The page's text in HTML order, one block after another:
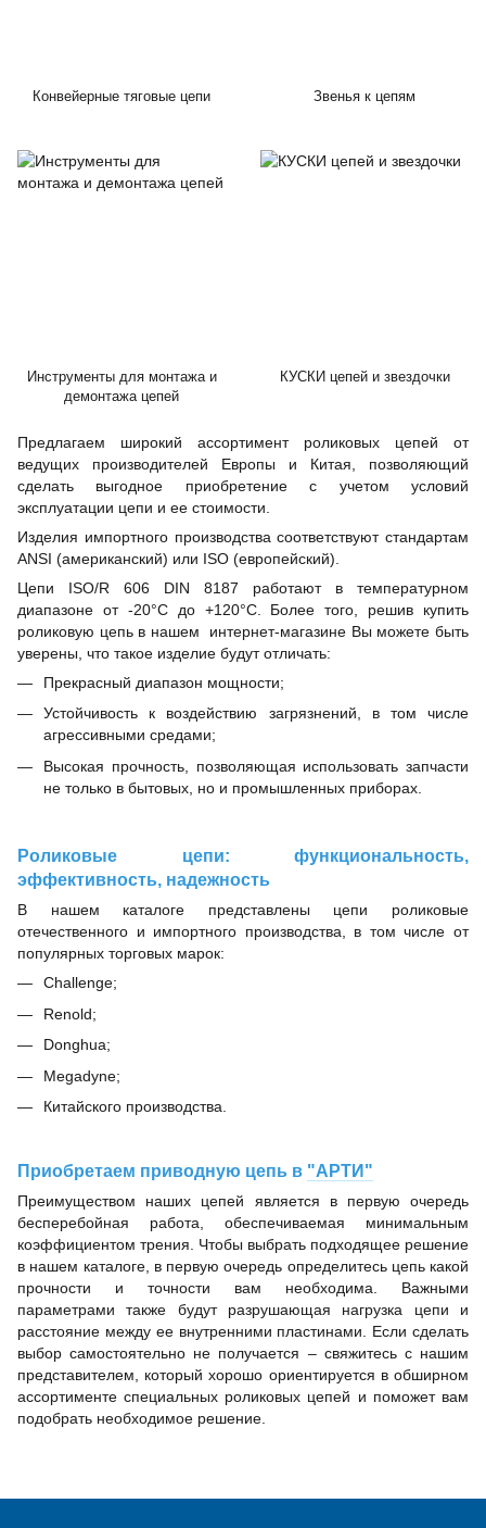
Предлагаем широкий ассортимент роликовых цепей от
ведущих производителей Европы и Китая, позволяющий
сделать выгодное приобретение с учетом условий
эксплуатации цепи и ее стоимости.
Изделия импортного производства соответствуют стандартам
ANSI (американский) или ISO (европейский).
Цепи ISO/R 606 DIN 8187 работают в температурном
диапазоне от -20°C до +120°C. Более того, решив купить
роликовую цепь в нашем интернет-магазине Вы можете быть
уверены, что такое изделие будут отличать:
Прекрасный диапазон мощности;
Устойчивость к воздействию загрязнений, в том числе
агрессивными средами;
Высокая прочность, позволяющая использовать запчасти
не только в бытовых, но и промышленных приборах.
Роликовые цепи: функциональность,
эффективность, надежность
В нашем каталоге представлены цепи роликовые
отечественного и импортного производства, в том числе от
популярных торговых марок:
Challenge;
Renold;
Donghua;
Megadyne;
Китайского производства.
Приобретаем приводную цепь в "АРТИ"
Преимуществом наших цепей является в первую очередь
бесперебойная работа, обеспечиваемая минимальным
коэффициентом трения. Чтобы выбрать подходящее решение
в нашем каталоге, в первую очередь определитесь цепь какой
прочности и точности вам необходима. Важными
параметрами также будут разрушающая нагрузка цепи и
расстояние между ее внутренними пластинами. Если сделать
выбор самостоятельно не получается – свяжитесь с нашим
представителем, который хорошо ориентируется в обширном
ассортименте специальных роликовых цепей и поможет вам
подобрать необходимое решение.
Конвейерные тяговые цепи Звенья к цепям
Инструменты для монтажа и
демонтажа цепей
КУСКИ цепей и звездочки